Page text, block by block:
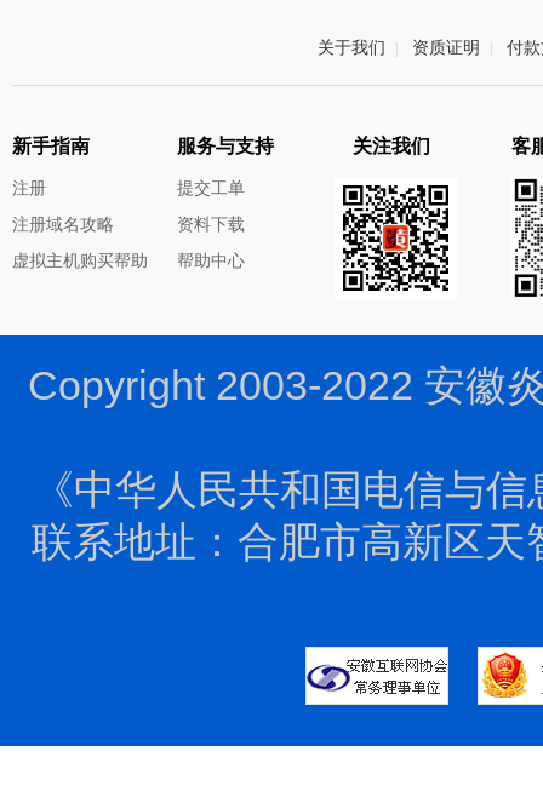
关于我们 资质证明 付
新手指南
注册
注册域名攻略
虚拟主机购买帮助
服务与支持
提交工单
资料下载
帮助中心
关注我们 客
Copyright 2003-2022 安徽
《中华人民共和国电信与
联系地址：合肥市高新区